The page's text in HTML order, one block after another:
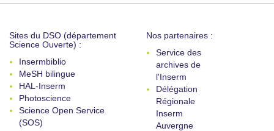
Sites du DSO (département
Science Ouverte) :
Insermbiblio
MeSH bilingue
HAL-Inserm
Photoscience
Science Open Service
(SOS)
Nos partenaires :
Service des
archives de
l'Inserm
Délégation
Régionale
Inserm
Auvergne